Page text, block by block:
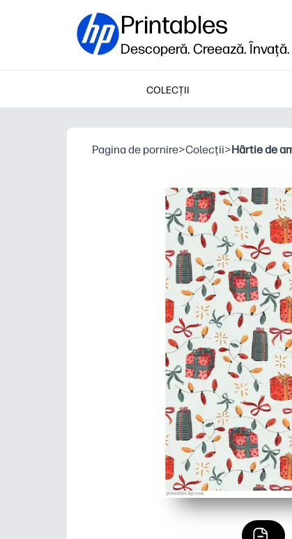
Printables
Descoperă. Creează. Învață.
COLECȚII
Pagina de pornire>Colecții>Hârtie de